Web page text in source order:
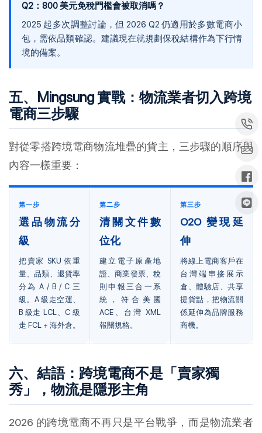
Q2：800 美元免稅門檻會被取消嗎？
2025 起多次調整討論，但 2026 Q2 仍適用於多數電商小
包，需依品類確認。建議現在就規劃保稅結構作為下行情
境的備案。
五、Mingsung 實戰：物流業者切入跨境
電商三步驟
對從零搭跨境電商物流堆疊的貨主，三步驟的順序與
內容一樣重要：
第一步
選品物流分
級
把賣家 SKU 依重
量、品類、退貨率
分為 A / B / C 三
級。A 級走空運、
B 級走 LCL、C 級
走 FCL + 海外倉。
第二步
清關文件數
位化
建立電子原產地
證、商業發票、稅
則申報三合一系
統，符合美國
ACE、台灣 XML
報關規格。
第三步
O2O 變現延
伸
將線上電商客戶在
台灣端串接展示
倉、體驗店、共享
提貨點，把物流關
係延伸為品牌服務
商機。
六、結語：跨境電商不是「賣家獨
秀」，物流是隱形主角
2026 的跨境電商不再只是平台戰爭，而是物流業者